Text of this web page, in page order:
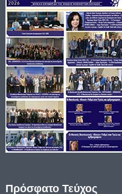
Πρόσφατο Τεύχος